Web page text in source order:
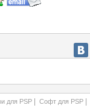
для PSP Софт для PSP